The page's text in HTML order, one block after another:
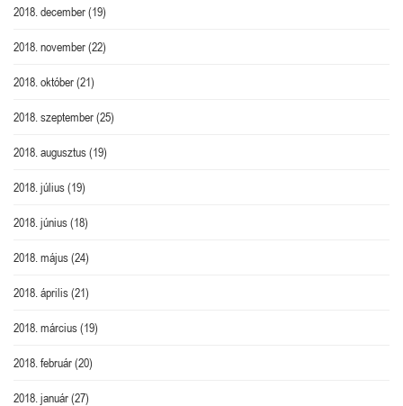
2018. december(19)
2018. november(22)
2018. október(21)
2018. szeptember(25)
2018. augusztus(19)
2018. július(19)
2018. június(18)
2018. május(24)
2018. április(21)
2018. március(19)
2018. február(20)
2018. január(27)